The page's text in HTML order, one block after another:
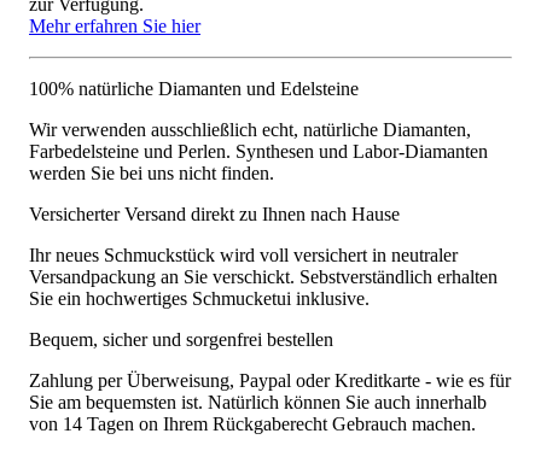
Mehr erfahren Sie hier
100% natürliche Diamanten und Edelsteine
Wir verwenden ausschließlich echt, natürliche Diamanten,
Farbedelsteine und Perlen. Synthesen und Labor-Diamanten
werden Sie bei uns nicht finden.
Versicherter Versand direkt zu Ihnen nach Hause
Ihr neues Schmuckstück wird voll versichert in neutraler
Versandpackung an Sie verschickt. Sebstverständlich erhalten
Sie ein hochwertiges Schmucketui inklusive.
Bequem, sicher und sorgenfrei bestellen
Zahlung per Überweisung, Paypal oder Kreditkarte - wie es für
Sie am bequemsten ist. Natürlich können Sie auch innerhalb
von 14 Tagen on Ihrem Rückgaberecht Gebrauch machen.